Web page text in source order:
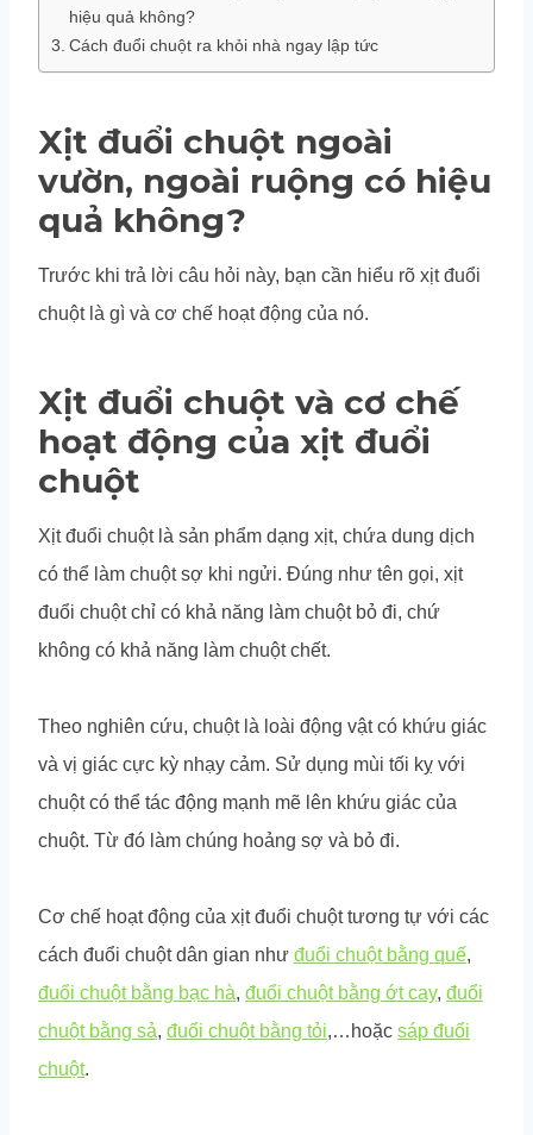
hiệu quả không?
Cách đuổi chuột ra khỏi nhà ngay lập tức
Xịt đuổi chuột ngoài
vườn, ngoài ruộng có hiệu
quả không?
Trước khi trả lời câu hỏi này, bạn cần hiểu rõ xịt đuổi
chuột là gì và cơ chế hoạt động của nó.
Xịt đuổi chuột và cơ chế
hoạt động của xịt đuổi
chuột
Xịt đuổi chuột là sản phẩm dạng xịt, chứa dung dịch
có thể làm chuột sợ khi ngửi. Đúng như tên gọi, xịt
đuổi chuột chỉ có khả năng làm chuột bỏ đi, chứ
không có khả năng làm chuột chết.
Theo nghiên cứu, chuột là loài động vật có khứu giác
và vị giác cực kỳ nhạy cảm. Sử dụng mùi tối kỵ với
chuột có thể tác động mạnh mẽ lên khứu giác của
chuột. Từ đó làm chúng hoảng sợ và bỏ đi.
Cơ chế hoạt động của xịt đuổi chuột tương tự với các
cách đuổi chuột dân gian như đuổi chuột bằng quế,
đuổi chuột bằng bạc hà, đuổi chuột bằng ớt cay, đuổi
chuột bằng sả, đuổi chuột bằng tỏi,…hoặc sáp đuổi
chuột.